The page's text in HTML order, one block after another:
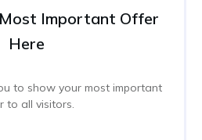
Important Offer
Here
to show your most important
to all visitors.